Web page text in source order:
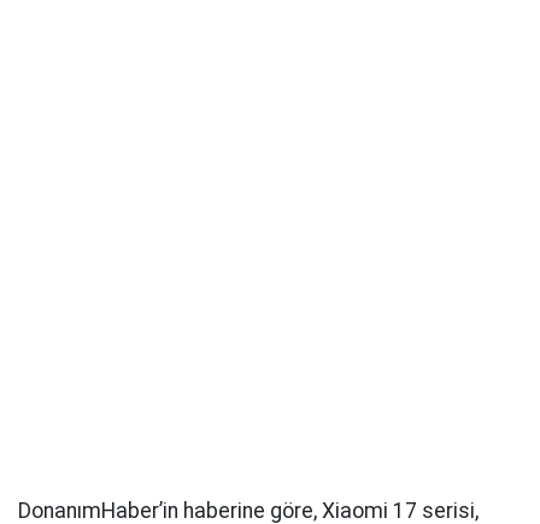
DonanımHaber’in haberine göre, Xiaomi 17 serisi,